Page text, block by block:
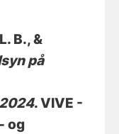
B., &
på
. VIVE -
og